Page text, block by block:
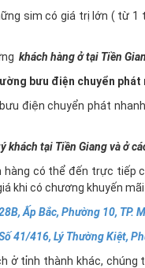
sim có giá trị lớn ( từ 1
khách hàng ở tại Tiền
bưu điện chuyển phát
bưu điện chuyển phát
khách tại Tiền Giang và ở
hàng có thể đến trực tiếp
khi có chương khuyến
Ấp Bắc, Phường 10, TP.
41/416, Lý Thường Kiệt,
ở tỉnh thành khác,